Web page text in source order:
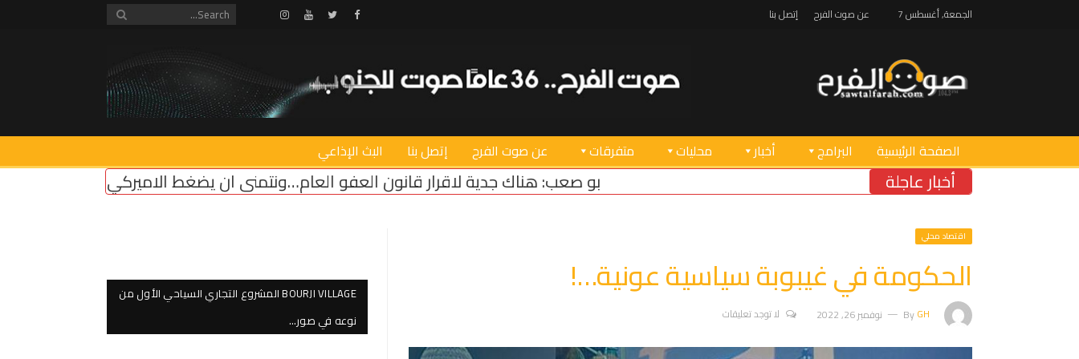
الجمعة, أغسطس 7 عن صوت الفرح إتصل بنا Facebook
Twitter
Youtube
Instagram
الصفحة الرئيسية البرامج أخبار محليات متفرقات عن صوت الفرح إتصل بنا البث الإذاعي
أخبار عاجلة بو صعب: هناك جدية لاقرار قانون العفو العام…ونتمنى ان يضغط الاميركي على “اسرائيل” لوقف اطلاق النار
اقتصاد محلي
الحكومة في غيبوبة سياسية عونية…!
ByGH نوفمبر 26, 2022 لا توجد تعليقات
BOURJI VILLAGE المشروع التجاري السياحي الأول من
نوعه في صور…